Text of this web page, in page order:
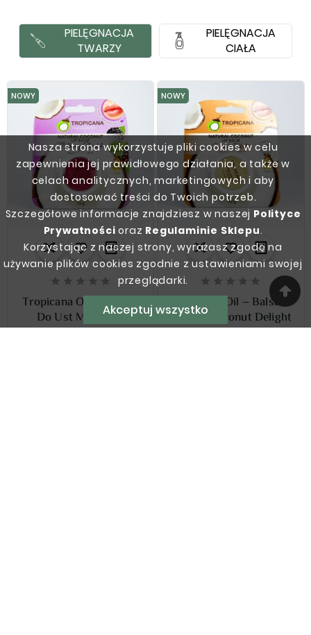
Nasza strona wykorzystuje pliki cookies w celu
zapewnienia jej prawidłowego działania, a także w
celach analitycznych, marketingowych i aby
dostosować treści do Twoich potrzeb.
Szczegółowe informacje znajdziesz w naszej Polityce
Prywatności oraz Regulaminie Sklepu.
Korzystając z naszej strony, wyrażasz zgodę na
używanie plików cookies zgodnie z ustawieniami swojej
przeglądarki.
Akceptuj wszystko
PIELĘGNACJA
TWARZY
PIELĘGNACJA
CIAŁA
NOWY
    
Tropicana Oil - Balsam
Do Ust Mulberry
Cheerful
NOWY
    
Tropicana Oil – Balsam
Do Ust Coconut Delight